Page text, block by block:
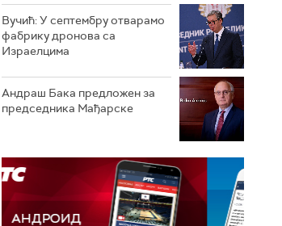
Вучић: У септембру отварамо
фабрику дронова са
Израелцима
Андраш Бакa предложен за
председника Мађарске